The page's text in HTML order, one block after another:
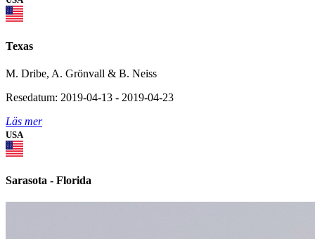
Texas
M. Dribe, A. Grönvall & B. Neiss
Resedatum: 2019-04-13 - 2019-04-23
Läs mer
USA
Sarasota - Florida